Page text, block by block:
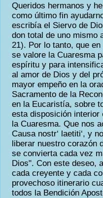
Queridos hermanos y
como último fin
escribía el Siervo de
don total de uno mismo
21). Por lo tanto, que
se valore la Cuaresma
espíritu y para
al amor de Dios y del
mayor empeño en la
Sacramento de la
en la Eucaristía, sobre
esta disposición interior
la Cuaresma. Que nos
Causa nostr‘ laetiti‘, y
liberar nuestro corazón
se convierta cada vez
Dios". Con este deseo,
cada creyente y cada
provechoso itinerario
todos la Bendición